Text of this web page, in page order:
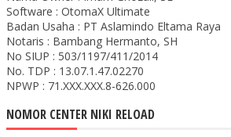
Software : OtomaX Ultimate
Badan Usaha : PT Aslamindo Eltama Raya
Notaris : Bambang Hermanto, SH
No SIUP : 503/1197/411/2014
No. TDP : 13.07.1.47.02270
NPWP : 71.XXX.XXX.8-626.000
NOMOR CENTER NIKI RELOAD